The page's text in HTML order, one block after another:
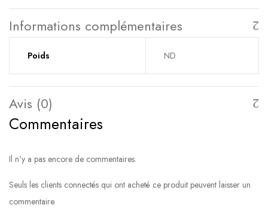
Informations complémentaires
Poids ND
Avis (0)
Commentaires
Il n'y a pas encore de commentaires.
Seuls les clients connectés qui ont acheté ce produit peuvent laisser un
commentaire.